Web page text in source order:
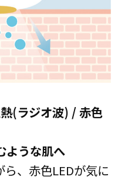
(ラジオ波) / 赤色
ような肌へ
、赤色LEDが気に